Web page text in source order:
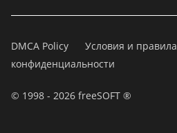
DMCA Policy Условия и правила
конфиденциальности
© 1998 - 2026 freeSOFT ®